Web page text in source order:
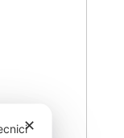
✕